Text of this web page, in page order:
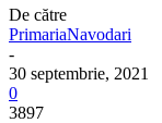
De către
PrimariaNavodari
-
30 septembrie, 2021
0
3897